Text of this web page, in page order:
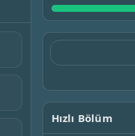
Hızlı Bölüm